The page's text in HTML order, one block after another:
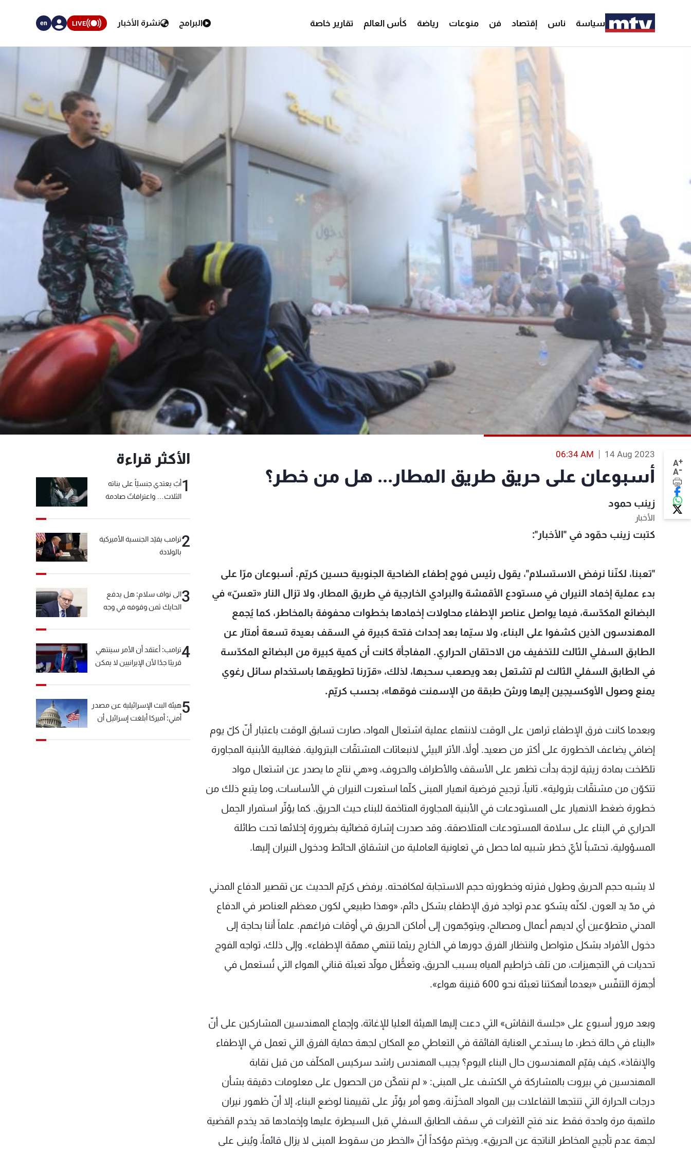
سياسة ناس إقتصاد فن منوعات رياضة كأس العالم تقارير خاصة البرامج نشرة الأخبار LIVE
en
A+
A-
14 Aug 2023
06:34 AM
أسبوعان على حريق طريق المطار... هل من خطر؟
زينب حمود
الأخبار
كتبت زينب حمّود في "الأخبار":
"تعبنا، لكنّنا نرفض الاستسلام"، يقول رئيس فوج إطفاء الضاحية الجنوبية حسين كريّم. أسبوعان مرّا على
بدء عملية إخماد النيران في مستودع الأقمشة والبرادي الخارجية في طريق المطار، ولا تزال النار «تعسّ» في
البضائع المكدّسة، فيما يواصل عناصر الإطفاء محاولات إخمادها بخطوات محفوفة بالمخاطر، كما يُجمع
المهندسون الذين كشفوا على البناء، ولا سيّما بعد إحداث فتحة كبيرة في السقف بعيدة تسعة أمتار عن
الطابق السفلي الثالث للتخفيف من الاحتقان الحراري. المفاجأة كانت أن كمية كبيرة من البضائع المكدّسة
في الطابق السفلي الثالث لم تشتعل بعد ويصعب سحبها، لذلك، «قرّرنا تطويقها باستخدام سائل رغوي
يمنع وصول الأوكسيجين إليها ورشّ طبقة من الإسمنت فوقها»، بحسب كريّم.
وبعدما كانت فرق الإطفاء تراهن على الوقت لانتهاء عملية اشتعال المواد، صارت تسابق الوقت باعتبار أنّ كلّ يوم
إضافي يضاعف الخطورة على أكثر من صعيد. أولاً، الأثر البيئي لانبعاثات المشتقّات البترولية. فغالبية الأبنية المجاورة
تلطّخت بمادة زيتية لزجة بدأت تظهر على الأسقف والأطراف والحروف، و«هي نتاج ما يصدر عن اشتعال مواد
تتكوّن من مشتقّات بترولية». ثانياً، ترجيح فرضية انهيار المبنى كلّما استعرت النيران في الأساسات، وما يتبع ذلك من
خطورة ضغط الانهيار على المستودعات في الأبنية المجاورة المتاخمة للبناء حيث الحريق. كما يؤثّر استمرار الحِمل
الحراري في البناء على سلامة المستودعات المتلاصقة. وقد صدرت إشارة قضائية بضرورة إخلائها تحت طائلة
المسؤولية، تحسّباً لأيّ خطر شبيه لما حصل في تعاونية العاملية من انشقاق الحائط ودخول النيران إليها.
لا يشبه حجم الحريق وطول فترته وخطورته حجم الاستجابة لمكافحته. يرفض كريّم الحديث عن تقصير الدفاع المدني
في مدّ يد العون. لكنّه يشكو عدم تواجد فرق الإطفاء بشكل دائم، «وهذا طبيعي لكون معظم العناصر في الدفاع
المدني متطوّعين أي لديهم أعمال ومصالح، ويتوجّهون إلى أماكن الحريق في أوقات فراغهم. علماً أننا بحاجة إلى
دخول الأفراد بشكل متواصل وانتظار الفرق دورها في الخارج ريثما تنتهي مهمّة الإطفاء». وإلى ذلك، تواجه الفوج
تحديات في التجهيزات، من تلف خراطيم المياه بسبب الحريق، وتعطُّل مولّد تعبئة قناني الهواء التي تُستعمل في
أجهزة التنفّس «بعدما أنهكتنا تعبئة نحو 600 قنينة هواء».
وبعد مرور أسبوع على «جلسة النقاش» التي دعت إليها الهيئة العليا للإغاثة، وإجماع المهندسين المشاركين على أنّ
«البناء في حالة خطر، ما يستدعي العناية الفائقة في التعاطي مع المكان لجهة حماية الفرق التي تعمل في الإطفاء
والإنقاذ»، كيف يقيّم المهندسون حال البناء اليوم؟ يجيب المهندس راشد سركيس المكلّف من قبل نقابة
المهندسين في بيروت بالمشاركة في الكشف على المبنى: « لم نتمكّن من الحصول على معلومات دقيقة بشأن
درجات الحرارة التي تنتجها التفاعلات بين المواد المخزّنة، وهو أمر يؤثّر على تقييمنا لوضع البناء، إلا أنّ ظهور نيران
ملتهبة مرة واحدة فقط عند فتح الثغرات في سقف الطابق السفلي قبل السيطرة عليها وإخمادها قد يخدم القضية
لجهة عدم تأجيج المخاطر الناتجة عن الحريق». ويختم مؤكداً أنّ «الخطر من سقوط المبنى لا يزال قائماً، ويُبنى على
الأكثر قراءة
1أبٌ يعتدي جنسيّاً على بناته
الثلاث… واعترافاتٌ صادمة
2ترامب يقيّد الجنسية الأميركية
بالولادة
3الى نواف سلام: هل يدفع
الحايك ثمن وقوفه في وجه
4ترامب: أعتقد أن الأمر سينتهي
قريبًا جدًا لأن الإيرانيين لا يمكن
5هيئة البث الإسرائيلية عن مصدر
أمني: أميركا أبلغت إسرائيل أن